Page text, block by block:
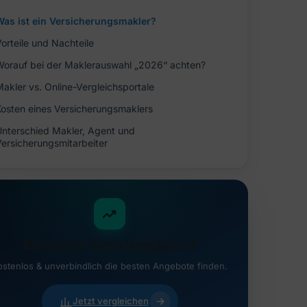
ist ein Versicherungsmakler?
und Nachteile
bei der Maklerauswahl „2026“ achten?
vs. Online-Vergleichsportale
eines Versicherungsmaklers
Makler, Agent und
& unverbindlich die besten Angebote finden.
Jetzt vergleichen